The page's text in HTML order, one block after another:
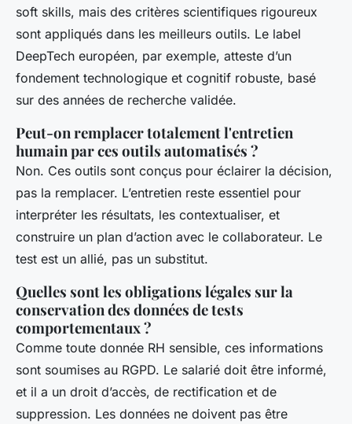
soft skills, mais des critères scientifiques rigoureux
sont appliqués dans les meilleurs outils. Le label
DeepTech européen, par exemple, atteste d’un
fondement technologique et cognitif robuste, basé
sur des années de recherche validée.
Peut-on remplacer totalement l'entretien
humain par ces outils automatisés ?
Non. Ces outils sont conçus pour éclairer la décision,
pas la remplacer. L’entretien reste essentiel pour
interpréter les résultats, les contextualiser, et
construire un plan d’action avec le collaborateur. Le
test est un allié, pas un substitut.
Quelles sont les obligations légales sur la
conservation des données de tests
comportementaux ?
Comme toute donnée RH sensible, ces informations
sont soumises au RGPD. Le salarié doit être informé,
et il a un droit d’accès, de rectification et de
suppression. Les données ne doivent pas être